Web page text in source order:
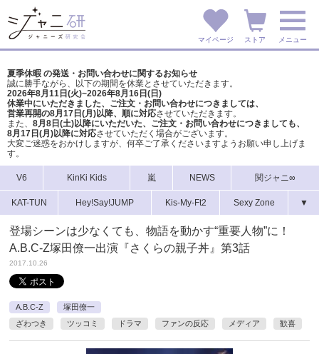
マイページ ストア メニュー
夏季休暇 の発送・お問い合わせに関するお知らせ
誠に勝手ながら、以下の期間を休業とさせていただきます。
2026年8月11日(火)~2026年8月16日(日)
休業中にいただきました、ご注文・お問い合わせにつきましては、
営業再開の8月17日(月)以降、順に対応させていただきます。
また、 8月8日(土)以降にいただいた、ご注文・ お問い合わせにつきましても、
8月17日(月)以降に対応させていただく場合がございます。
大変ご迷惑をおかけしますが、 何卒ご了承くださいますようお願い申し上げま
す。
V6 KinKi Kids 嵐 NEWS 関ジャニ∞
KAT-TUN Hey!Say!JUMP Kis-My-Ft2 Sexy Zone ▼
登場シーンは少なくても、物語を動かす“重要人物”に！
A.B.C-Z塚田僚一出演『さくらの親子丼』第3話
2017.10.26
A.B.C-Z
塚田僚一
ざわつき
ツッコミ ドラマ ファンの反応 メディア 歓喜